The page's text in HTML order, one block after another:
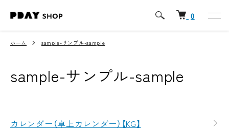
0
ホーム sample-サンプル-sample
sample-サンプル-sample
カレンダー（卓上カレンダー）【KG】